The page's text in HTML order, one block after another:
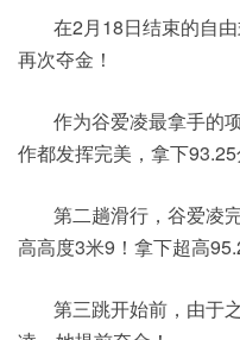
在2月18日结束的自
再次夺金！
作为谷爱凌最拿手的
作都发挥完美，拿下93.25
第二趟滑行，谷爱凌
高高度3米9！拿下超高
第三跳开始前，由于